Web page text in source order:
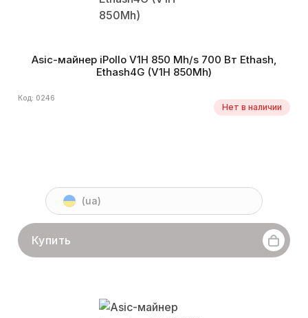
Asic-майнер iPollo V1H 850 Mh/s 700 Вт Ethash,
Ethash4G (V1H 850Mh)
Код: 0246
Нет в наличии
(ua)
Купить